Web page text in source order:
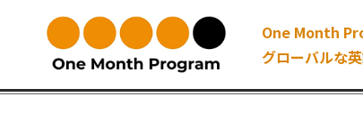
One Month
グローバルな